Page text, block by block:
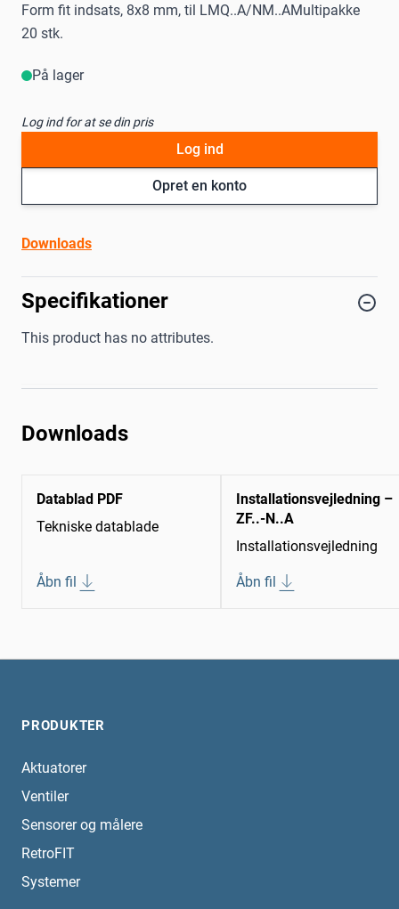
Form fit indsats, 8x8 mm, til LMQ..A/NM..AMultipakke
20 stk.
På lager
Log ind for at se din pris
Opret en konto
Log ind
Downloads
Specifikationer
This product has no attributes.
Downloads
Datablad PDF
Tekniske datablade
Åbn fil
Installationsvejledning –
ZF..-N..A
Installationsvejledning
Åbn fil
PRODUKTER
Aktuatorer
Ventiler
Sensorer og målere
RetroFIT
Systemer